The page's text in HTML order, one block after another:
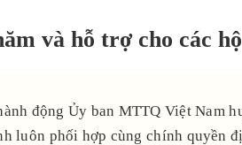
và hỗ trợ cho các
động Ủy ban MTTQ Việt
luôn phối hợp cùng chính quyền